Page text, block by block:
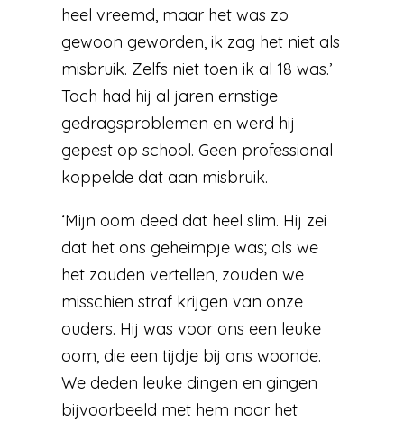
heel vreemd, maar het was zo
gewoon geworden, ik zag het niet als
misbruik. Zelfs niet toen ik al 18 was.’
Toch had hij al jaren ernstige
gedragsproblemen en werd hij
gepest op school. Geen professional
koppelde dat aan misbruik.
‘Mijn oom deed dat heel slim. Hij zei
dat het ons geheimpje was; als we
het zouden vertellen, zouden we
misschien straf krijgen van onze
ouders. Hij was voor ons een leuke
oom, die een tijdje bij ons woonde.
We deden leuke dingen en gingen
bijvoorbeeld met hem naar het